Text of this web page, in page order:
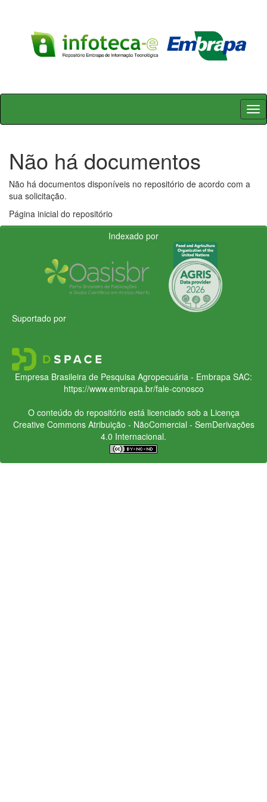
Skip
Não há documentos
Não há documentos disponíveis no repositório de acordo com a
sua solicitação.
Página inicial do repositório
Indexado por
Suportado por
Empresa Brasileira de Pesquisa Agropecuária - Embrapa SAC:
https://www.embrapa.br/fale-conosco
O conteúdo do repositório está licenciado sob a Licença
Creative CommonsAtribuição - NãoComercial - SemDerivações
4.0 Internacional.